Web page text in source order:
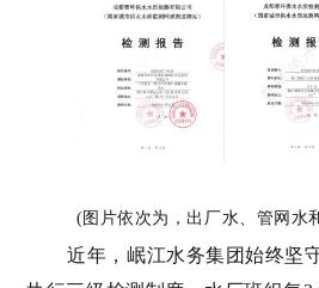
(图片依次为，出厂水、管网水
近年，岷江水务集团始终坚